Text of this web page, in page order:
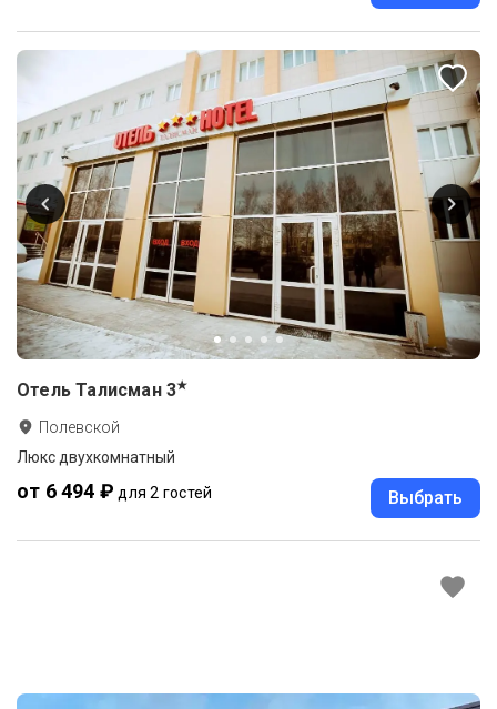
Отель Талисман 3★
Полевской
Люкс двухкомнатный
от 6 494 ₽ для 2 гостей Выбрать